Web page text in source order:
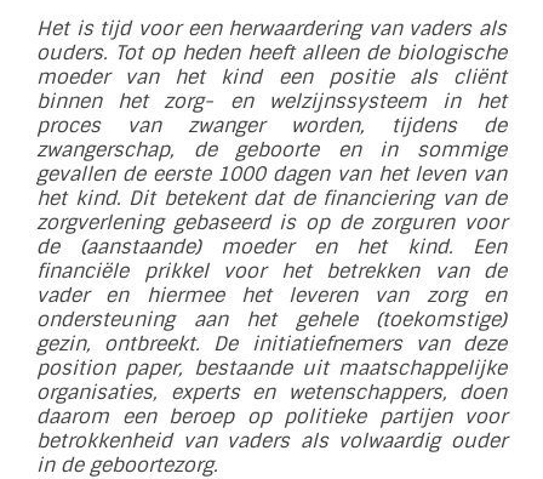
Het is tijd voor een herwaardering van vaders als
ouders. Tot op heden heeft alleen de biologische
moeder van het kind een positie als cliënt
binnen het zorg- en welzijnssysteem in het
proces van zwanger worden, tijdens de
zwangerschap, de geboorte en in sommige
gevallen de eerste 1000 dagen van het leven van
het kind. Dit betekent dat de financiering van de
zorgverlening gebaseerd is op de zorguren voor
de (aanstaande) moeder en het kind. Een
financiële prikkel voor het betrekken van de
vader en hiermee het leveren van zorg en
ondersteuning aan het gehele (toekomstige)
gezin, ontbreekt. De initiatiefnemers van deze
position paper, bestaande uit maatschappelijke
organisaties, experts en wetenschappers, doen
daarom een beroep op politieke partijen voor
betrokkenheid van vaders als volwaardig ouder
in de geboortezorg.